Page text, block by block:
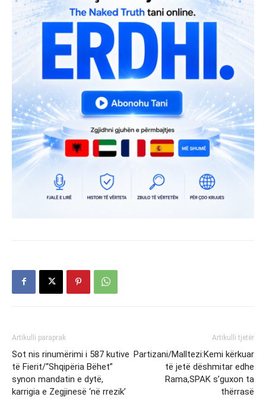
Artikulli paraprak
Sot nis rinumërimi i 587 kutive
të Fierit/“Shqipëria Bëhet”
synon mandatin e dytë,
karrigia e Zegjinesë ‘në rrezik’
Artikulli tjetër
Partizani/Malltezi:Kemi kërkuar
të jetë dëshmitar edhe
Rama,SPAK s’guxon ta
thërrasë